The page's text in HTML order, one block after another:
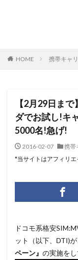
HOME 携帯キャ
【2月29日ま
ダでお試し!キ
5000名!急げ!
2016-02-07
携帯
*当サイトはアフィリエ
ドコモ系格安
ット（以下、DTI)
ペーン』 の実施を